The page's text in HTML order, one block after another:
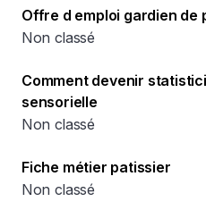
Offre d emploi gardien de
Non classé
Comment devenir
sensorielle
Non classé
Fiche métier patissier
Non classé